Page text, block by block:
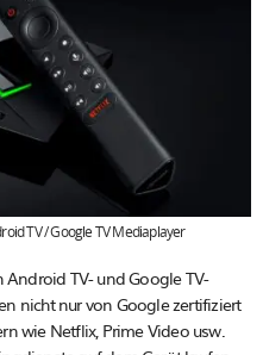
TV / Google TV Mediaplayer
TV- und Google TV-
nicht nur von Google zertifiziert
wie Netflix, Prime Video usw.